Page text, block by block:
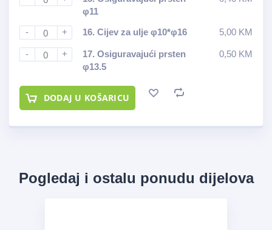
φ11
- + 16. Cijev za ulje φ10*φ16 5,00 KM
- + 17. Osiguravajući prsten
φ13.5
0,50 KM
DODAJ U KOŠARICU
Pogledaj i ostalu ponudu dijelova